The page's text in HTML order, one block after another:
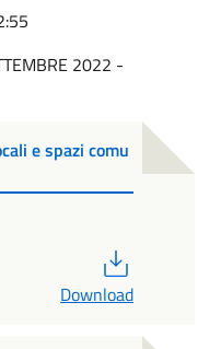
2022 -
e spazi comu
Download